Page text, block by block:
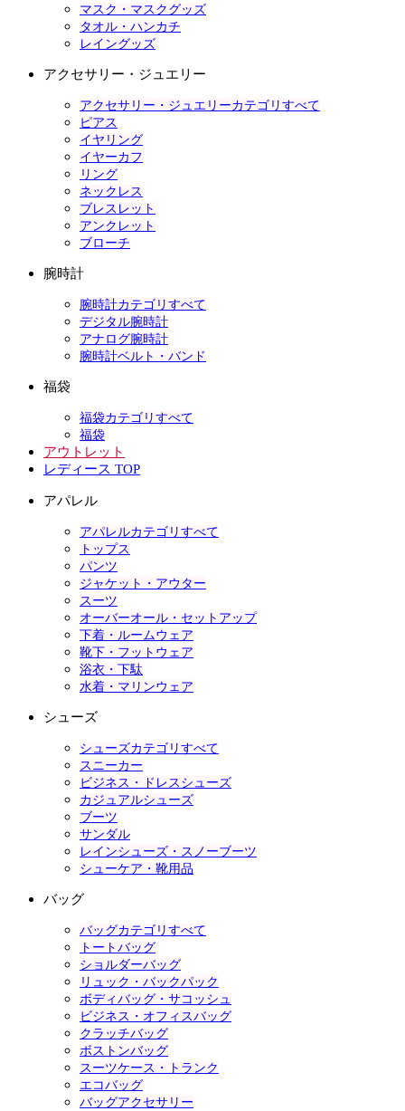
マスク・マスクグッズ
タオル・ハンカチ
レイングッズ
アクセサリー・ジュエリー
アクセサリー・ジュエリーカテゴリすべて
ピアス
イヤリング
イヤーカフ
リング
ネックレス
ブレスレット
アンクレット
ブローチ
腕時計
腕時計カテゴリすべて
デジタル腕時計
アナログ腕時計
腕時計ベルト・バンド
福袋
福袋カテゴリすべて
福袋
アウトレット
レディース TOP
アパレル
アパレルカテゴリすべて
トップス
パンツ
ジャケット・アウター
スーツ
オーバーオール・セットアップ
下着・ルームウェア
靴下・フットウェア
浴衣・下駄
水着・マリンウェア
シューズ
シューズカテゴリすべて
スニーカー
ビジネス・ドレスシューズ
カジュアルシューズ
ブーツ
サンダル
レインシューズ・スノーブーツ
シューケア・靴用品
バッグ
バッグカテゴリすべて
トートバッグ
ショルダーバッグ
リュック・バックパック
ボディバッグ・サコッシュ
ビジネス・オフィスバッグ
クラッチバッグ
ボストンバッグ
スーツケース・トランク
エコバッグ
バッグアクセサリー